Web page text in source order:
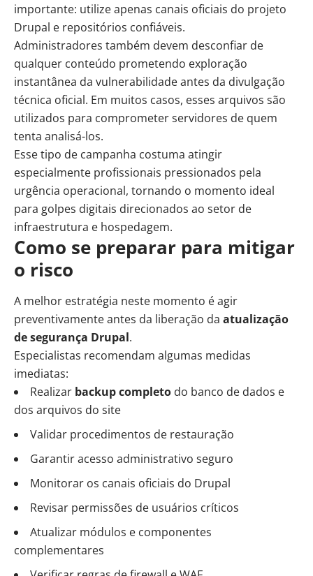
importante: utilize apenas canais oficiais do projeto
Drupal e repositórios confiáveis.
Administradores também devem desconfiar de
qualquer conteúdo prometendo exploração
instantânea da vulnerabilidade antes da divulgação
técnica oficial. Em muitos casos, esses arquivos são
utilizados para comprometer servidores de quem
tenta analisá-los.
Esse tipo de campanha costuma atingir
especialmente profissionais pressionados pela
urgência operacional, tornando o momento ideal
para golpes digitais direcionados ao setor de
infraestrutura e hospedagem.
Como se preparar para mitigar
o risco
A melhor estratégia neste momento é agir
preventivamente antes da liberação da atualização
de segurança Drupal.
Especialistas recomendam algumas medidas
imediatas:
Realizar backup completo do banco de dados e
dos arquivos do site
Validar procedimentos de restauração
Garantir acesso administrativo seguro
Monitorar os canais oficiais do Drupal
Revisar permissões de usuários críticos
Atualizar módulos e componentes
complementares